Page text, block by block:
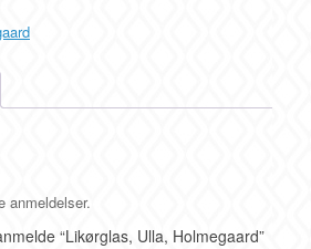
anmeldelser.
“Likørglas, Ulla, Holmegaard”